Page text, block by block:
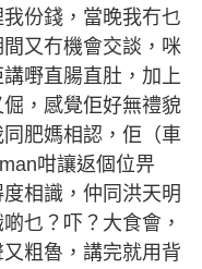
我份錢，當晚我冇乜
又冇機會交談，咪
嘢直腸直肚，加上
，感覺佢好無禮貌
肥媽相認，佢（車
咁讓返個位畀
相識，仲同洪天明
乜？吓？大食會，
粗魯，講完就用背